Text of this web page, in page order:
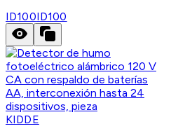
ID100ID100
KIDDE